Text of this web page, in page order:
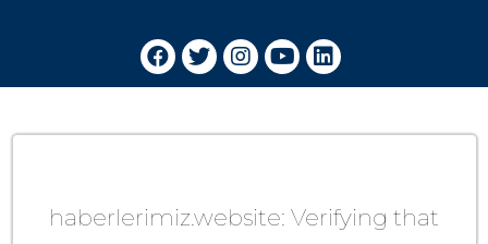
haberlerimiz.website: Verifying that